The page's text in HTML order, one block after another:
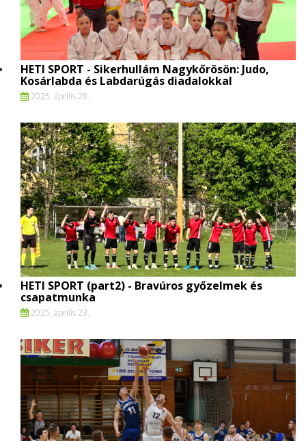
HETI SPORT - Sikerhullám Nagykőrösön: Judo,
Kosárlabda és Labdarúgás diadalokkal
2025. április 28.
HETI SPORT (part2) - Bravúros győzelmek és
csapatmunka
2025. április 23.